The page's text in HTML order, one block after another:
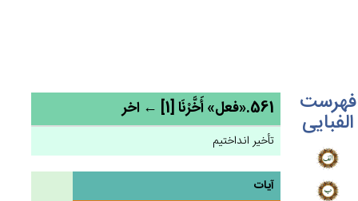
فهرست
الفبایی 561.«فعل» أَخَّرْنَا [1] ← اخر
تأخیر انداختیم
آیات